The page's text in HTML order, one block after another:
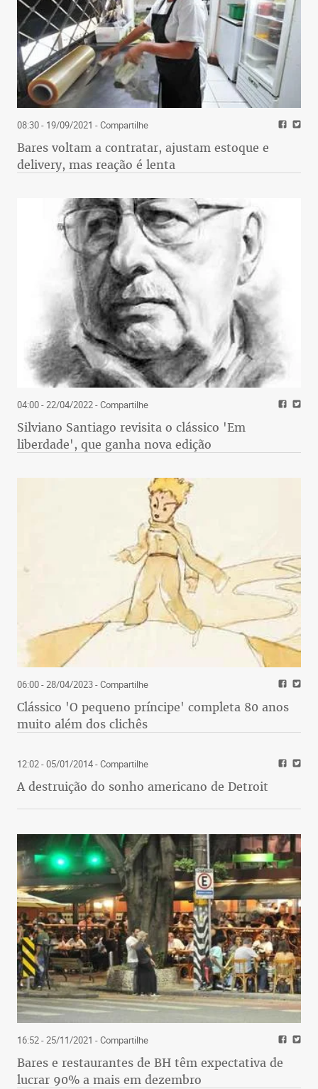
08:30 - 19/09/2021 - Compartilhe
Bares voltam a contratar, ajustam estoque e
delivery, mas reação é lenta
04:00 - 22/04/2022- Compartilhe
Silviano Santiago revisita o clássico 'Em
liberdade', que ganha nova edição
06:00 - 28/04/2023- Compartilhe
Clássico 'O pequeno príncipe' completa 80 anos
muito além dos clichês
12:02 - 05/01/2014- Compartilhe
A destruição do sonho americano de Detroit
16:52 - 25/11/2021 - Compartilhe
Bares e restaurantes de BH têm expectativa de
lucrar 90% a mais em dezembro